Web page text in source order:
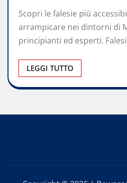
Scopri le falesie più
arrampicare nei dintorni di
principianti ed esperti.
LEGGI TUTTO